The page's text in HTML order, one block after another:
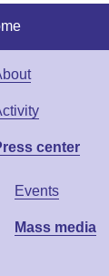
center
Events
Mass media